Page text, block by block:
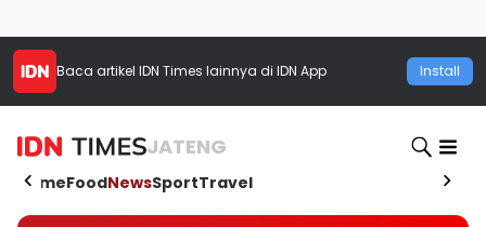
Baca artikel IDN Times lainnya di IDN App Install
JATENG
HomeFoodNewsSportTravel